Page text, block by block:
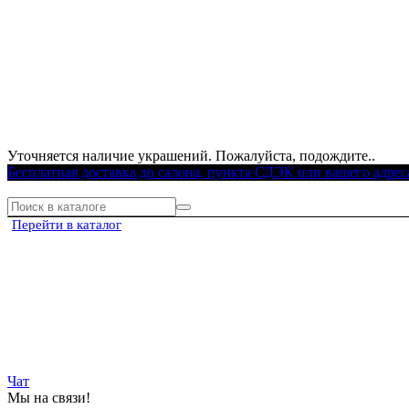
Уточняется наличие украшений. Пожалуйста, подождите..
Бесплатная доставка до салона, пункта СДЭК или вашего
Перейти в каталог
Чат
Мы на связи!